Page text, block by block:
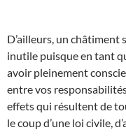
D’ailleurs, un châtiment
inutile puisque en tant
avoir pleinement
entre vos
effets qui résultent de
le coup d’une loi civile,